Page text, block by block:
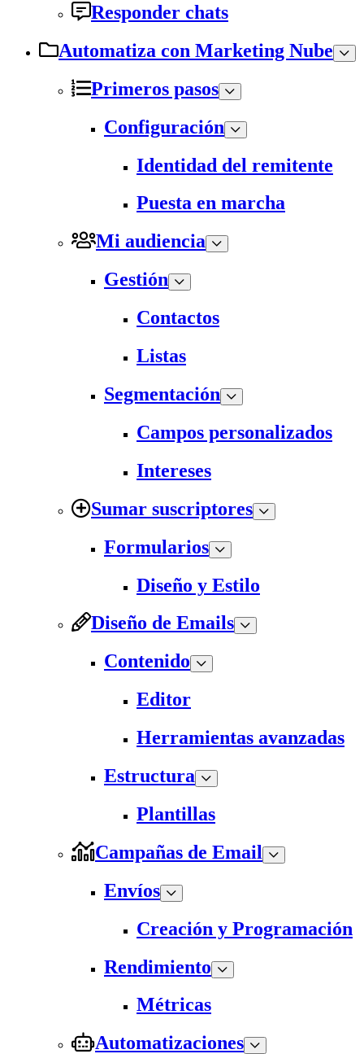
Responder chats
Automatiza con Marketing Nube
Primeros pasos
Configuración
Identidad del remitente
Puesta en marcha
Mi audiencia
Gestión
Contactos
Listas
Segmentación
Campos personalizados
Intereses
Sumar suscriptores
Formularios
Diseño y Estilo
Diseño de Emails
Contenido
Editor
Herramientas avanzadas
Estructura
Plantillas
Campañas de Email
Envíos
Creación y Programación
Rendimiento
Métricas
Automatizaciones